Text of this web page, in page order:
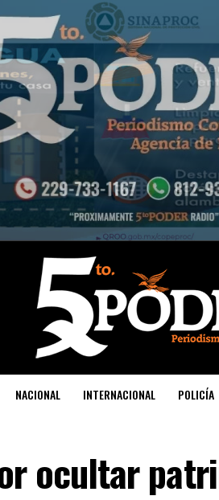
NACIONAL INTERNACIONAL POLICÍA
ocultar